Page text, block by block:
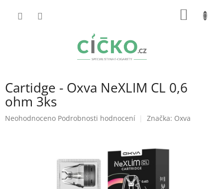
Cartidge - Oxva NeXLIM CL 0,6
ohm 3ks
Průměrné
Neohodnoceno Podrobnosti hodnocení Značka: Oxva